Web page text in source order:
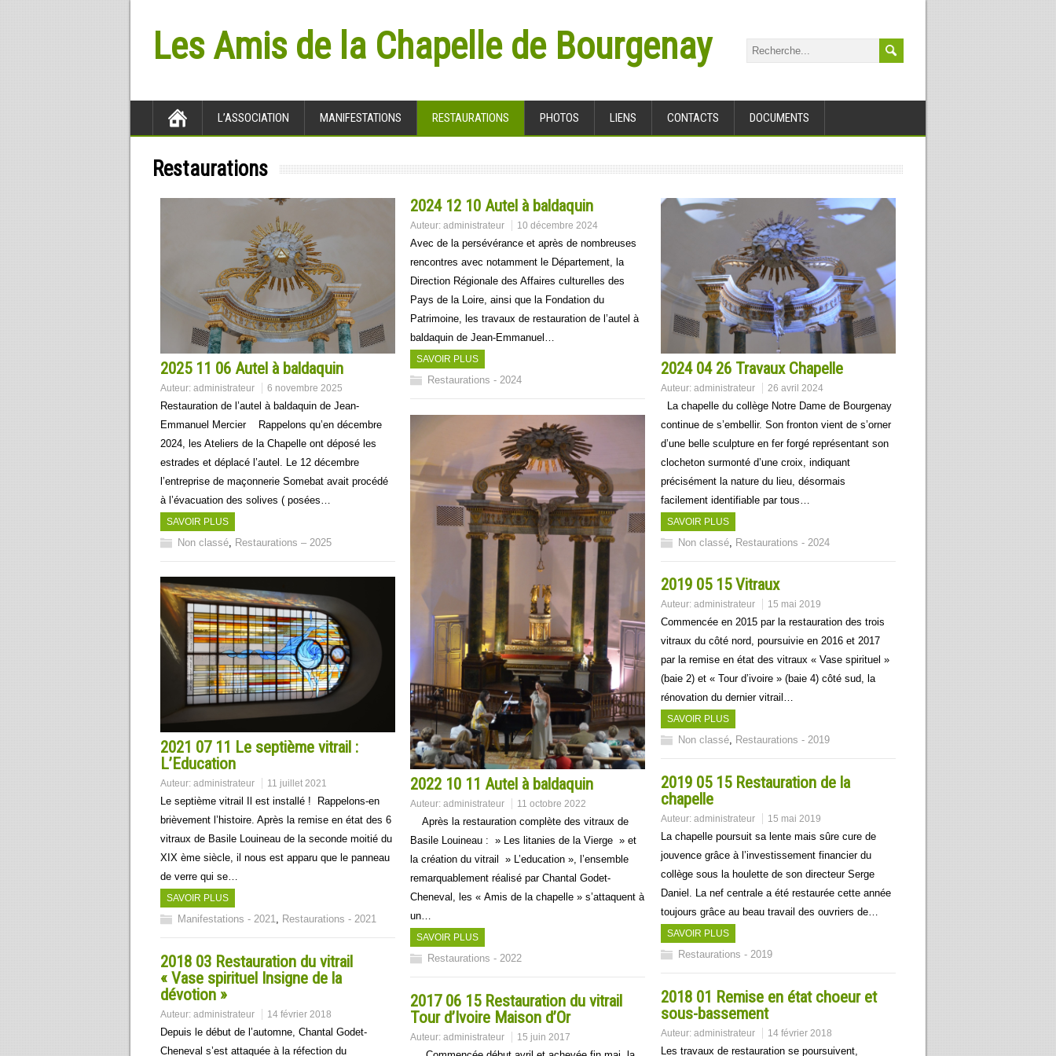
Les Amis de la Chapelle de Bourgenay
L’ASSOCIATION MANIFESTATIONS RESTAURATIONS PHOTOS LIENS CONTACTS DOCUMENTS
Restaurations
2025 11 06 Autel à baldaquin
Auteur: administrateur 6 novembre 2025
Restauration de l’autel à baldaquin de Jean-
Emmanuel Mercier Rappelons qu’en décembre
2024, les Ateliers de la Chapelle ont déposé les
estrades et déplacé l’autel. Le 12 décembre
l’entreprise de maçonnerie Somebat avait procédé
à l’évacuation des solives ( posées…
SAVOIR PLUS
Non classé Restaurations – 2025
2024 12 10 Autel à baldaquin
Auteur: administrateur 10 décembre 2024
Avec de la persévérance et après de nombreuses
rencontres avec notamment le Département, la
Direction Régionale des Affaires culturelles des
Pays de la Loire, ainsi que la Fondation du
Patrimoine, les travaux de restauration de l’autel à
baldaquin de Jean-Emmanuel…
SAVOIR PLUS
Restaurations - 2024
2024 04 26 Travaux Chapelle
Auteur: administrateur 26 avril 2024
La chapelle du collège Notre Dame de Bourgenay
continue de s’embellir. Son fronton vient de s’orner
d’une belle sculpture en fer forgé représentant son
clocheton surmonté d’une croix, indiquant
précisément la nature du lieu, désormais
facilement identifiable par tous…
SAVOIR PLUS
Non classé Restaurations - 2024
2022 10 11 Autel à baldaquin
Auteur: administrateur 11 octobre 2022
Après la restauration complète des vitraux de
Basile Louineau : » Les litanies de la Vierge » et
la création du vitrail » L’education », l’ensemble
remarquablement réalisé par Chantal Godet-
Cheneval, les « Amis de la chapelle » s’attaquent à
un…
SAVOIR PLUS
Restaurations - 2022
2021 07 11 Le septième vitrail :
L’Education
Auteur: administrateur 11 juillet 2021
Le septième vitrail Il est installé ! Rappelons-en
brièvement l’histoire. Après la remise en état des 6
vitraux de Basile Louineau de la seconde moitié du
XIX ème siècle, il nous est apparu que le panneau
de verre qui se…
SAVOIR PLUS
Manifestations - 2021 Restaurations - 2021
2019 05 15 Vitraux
Auteur: administrateur 15 mai 2019
Commencée en 2015 par la restauration des trois
vitraux du côté nord, poursuivie en 2016 et 2017
par la remise en état des vitraux « Vase spirituel »
(baie 2) et « Tour d’ivoire » (baie 4) côté sud, la
rénovation du dernier vitrail…
SAVOIR PLUS
Non classé, Restaurations - 2019
2019 05 15 Restauration de la
chapelle
Auteur: administrateur 15 mai 2019
La chapelle poursuit sa lente mais sûre cure de
jouvence grâce à l’investissement financier du
collège sous la houlette de son directeur Serge
Daniel. La nef centrale a été restaurée cette année
toujours grâce au beau travail des ouvriers de…
SAVOIR PLUS
Restaurations - 2019
2018 03 Restauration du vitrail
« Vase spirituel Insigne de la
dévotion »
Auteur: administrateur 14 février 2018
Depuis le début de l’automne, Chantal Godet-
Cheneval s’est attaquée à la réfection du
2018 01 Remise en état choeur et
sous-bassement
Auteur: administrateur 14 février 2018
Les travaux de restauration se poursuivent,
2017 06 15 Restauration du vitrail
Tour d’Ivoire Maison d’Or
Auteur: administrateur 15 juin 2017